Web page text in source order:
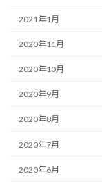
2021年1月
2020年11月
2020年10月
2020年9月
2020年8月
2020年7月
2020年6月